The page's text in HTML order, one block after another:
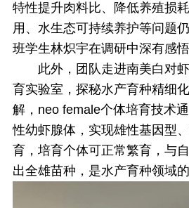
特性提升肉料比、降低养殖损
用、水生态可持续养护等问题
班学生林炽宇在调研中深有感悟
此外，团队走进南美白对
育实验室，探秘水产育种精细
解，neo female个体培育技术
性幼虾腺体，实现雄性基因型
育，培育个体可正常繁育，与
出全雄苗种，是水产育种领域